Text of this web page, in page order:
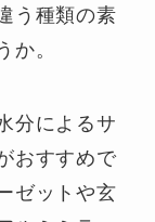
う種類の素
か。
分によるサ
おすすめで
ゼットや玄